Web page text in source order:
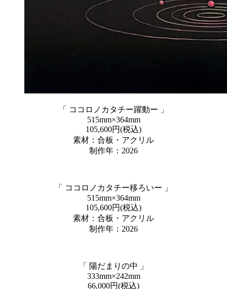
「 ココロノカタチー躍動ー 」
515mm×364mm
105,600円(税込)
素材：合板・アクリル
制作年：2026
「 ココロノカタチー移ろいー 」
515mm×364mm
105,600円(税込)
素材：合板・アクリル
制作年：2026
「 陽だまりの中 」
333mm×242mm
66,000円(税込)